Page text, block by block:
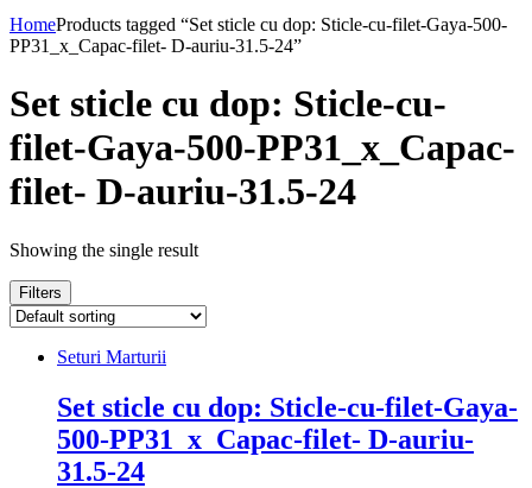
HomeProducts tagged “Set sticle cu dop: Sticle-cu-filet-Gaya-500-
PP31_x_Capac-filet- D-auriu-31.5-24”
Set sticle cu dop: Sticle-cu-
filet-Gaya-500-PP31_x_Capac-
filet- D-auriu-31.5-24
Showing the single result
Filters
Seturi Marturii
Set sticle cu dop: Sticle-cu-filet-Gaya-
500-PP31_x_Capac-filet- D-auriu-
31.5-24